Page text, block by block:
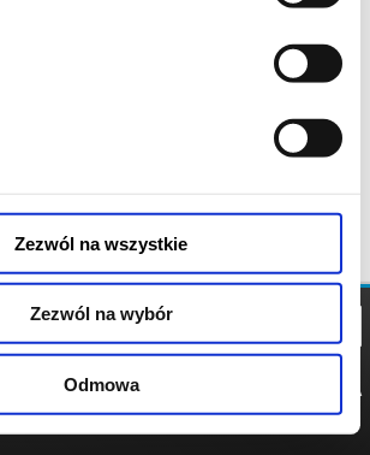
Zezwól na wszystkie
Zezwól na wybór
Odmowa
POLITYKA
POLITYKA